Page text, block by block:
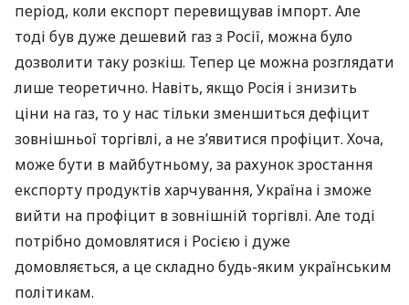
період, коли експорт перевищував імпорт. Але
тоді був дуже дешевий газ з Росії, можна було
дозволити таку розкіш. Тепер це можна розглядати
лише теоретично. Навіть, якщо Росія і знизить
ціни на газ, то у нас тільки зменшиться дефіцит
зовнішньої торгівлі, а не з’явитися профіцит. Хоча,
може бути в майбутньому, за рахунок зростання
експорту продуктів харчування, Україна і зможе
вийти на профіцит в зовнішній торгівлі. Але тоді
потрібно домовлятися і Росією і дуже
домовляється, а це складно будь-яким українським
політикам.